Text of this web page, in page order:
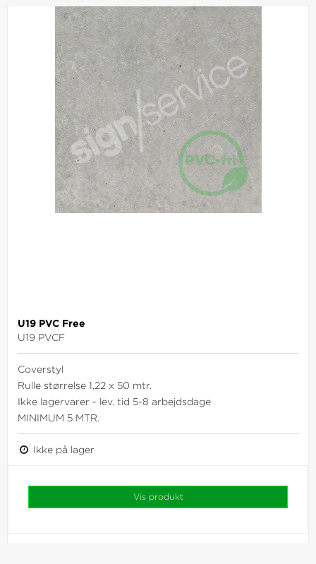
U19 PVC Free
U19 PVCF
Coverstyl
Rulle størrelse 1,22 x 50 mtr.
Ikke lagervarer - lev. tid 5-8 arbejdsdage
MINIMUM 5 MTR.
Ikke på lager
Vis produkt